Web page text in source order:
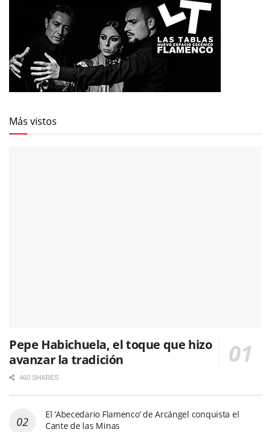
Más vistos
Pepe Habichuela, el toque que hizo
avanzar la tradición
460 SHARES
El ‘Abecedario Flamenco’ de Arcángel conquista el
Cante de las Minas